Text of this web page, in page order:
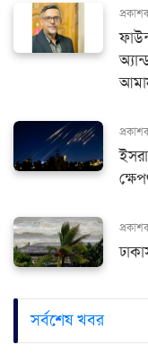
সর্বশেষ খবর